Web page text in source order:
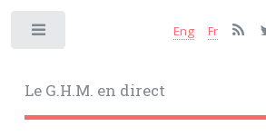
Le G.H.M. en direct
Eng Fr